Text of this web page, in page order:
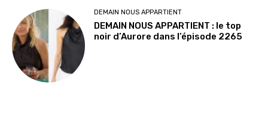
DEMAIN NOUS APPARTIENT
DEMAIN NOUS APPARTIENT : le top
noir d’Aurore dans l’épisode 2265